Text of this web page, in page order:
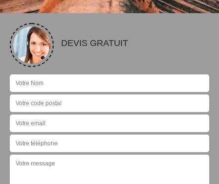
DEVIS GRATUIT